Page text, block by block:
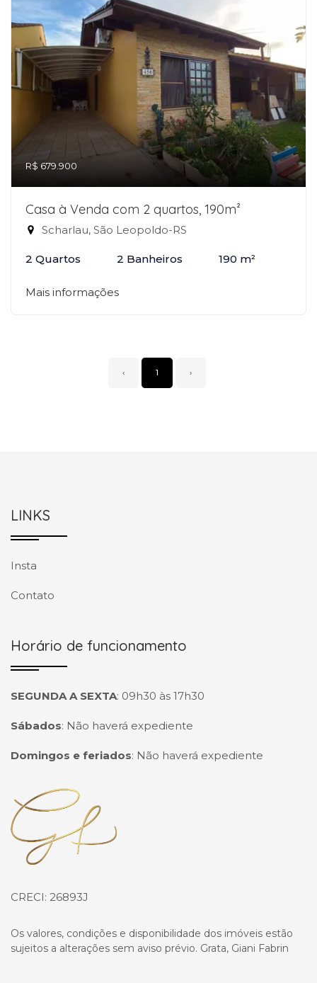
R$ 679.900
Casa à Venda com 2 quartos, 190m²
Scharlau, São Leopoldo-RS
2 Quartos 2 Banheiros 190 m²
Mais informações
‹ 1 ›
LINKS
Insta
Contato
Horário de funcionamento
SEGUNDA A SEXTA: 09h30 às 17h30
Sábados: Não haverá expediente
Domingos e feriados: Não haverá expediente
Página inicial
CRECI: 26893J
Os valores, condições e disponibilidade dos imóveis estão
sujeitos a alterações sem aviso prévio. Grata, Giani Fabrin